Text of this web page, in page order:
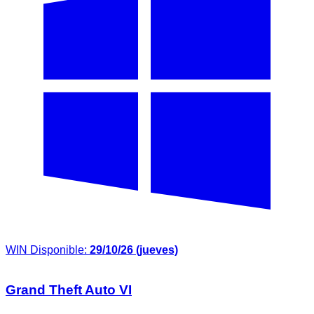
WIN Disponible: 29/10/26 (jueves)
Grand Theft Auto VI